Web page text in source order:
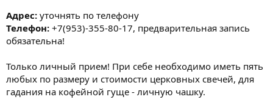
Адрес: уточнять по телефону
Телефон: +7(953)-355-80-17, предварительная запись
обязательна!
Только личный прием! При себе необходимо иметь пять
любых по размеру и стоимости церковных свечей, для
гадания на кофейной гуще - личную чашку.